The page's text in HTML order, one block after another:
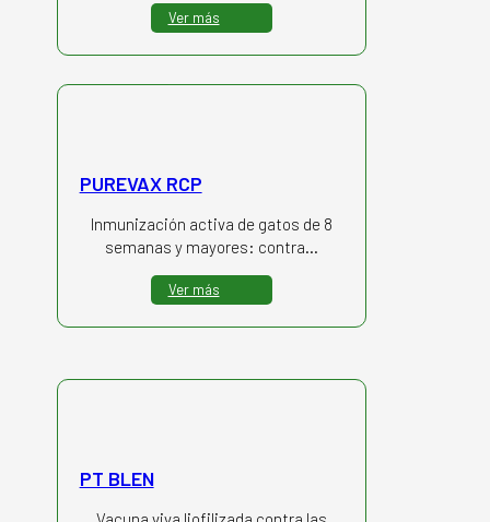
Ver más
PUREVAX RCP
Inmunización activa de gatos de 8
semanas y mayores: contra…
Ver más
PT BLEN